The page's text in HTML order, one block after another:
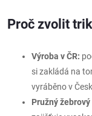
Proč zvolit
Výroba v ČR:
si zakládá na
vyráběno v
Pružný